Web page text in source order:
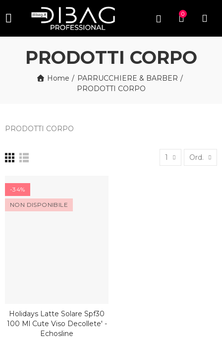
0
PRODOTTI CORPO
Home
PARRUCCHIERE & BARBER
PRODOTTI CORPO
PRODOTTI CORPO
1 Ord.
-34%
NON DISPONIBILE
SCOPRI
Holidays Latte Solare Spf30
100 Ml Cute Viso Decollete' -
Echosline